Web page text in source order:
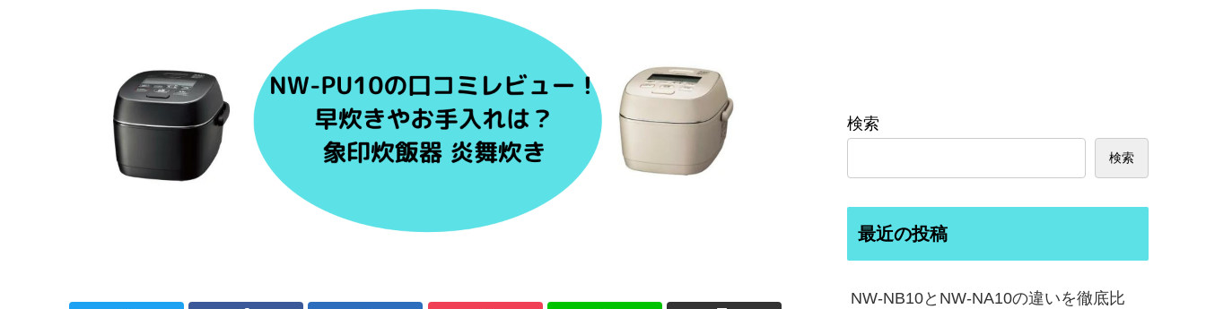
検索
検索
最近の投稿
NW-NB10とNW-NA10の違いを徹底比